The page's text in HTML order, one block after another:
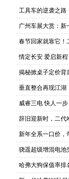
工具车的逆袭之路
谁
广州车展大赏：新
春节回家就靠它！
适全
情定长安 爱启新
揭秘掀桌子定价背
与品
垂直整合再现江湖
威睿三电 快人一
辞旧迎新时，二代
荣！
新年全系一口价，
豪自
骁遥超级增混电池
入“电
哈弗大狗保值率排